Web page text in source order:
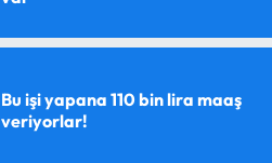
Bu işi yapana 110 bin lira maaş
veriyorlar!